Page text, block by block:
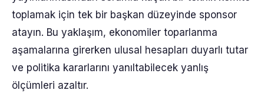
toplamak için tek bir başkan düzeyinde sponsor
atayın. Bu yaklaşım, ekonomiler toparlanma
aşamalarına girerken ulusal hesapları duyarlı tutar
ve politika kararlarını yanıltabilecek yanlış
ölçümleri azaltır.